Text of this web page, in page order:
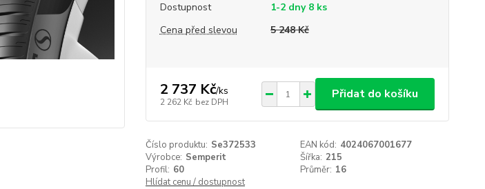
Dostupnost
1-2 dny 8 ks
Cena před slevou
5 248 Kč
2 737 Kč/ks
2 262 Kč bez DPH
Přidat do košíku
Číslo produktu: Se372533 EAN kód: 4024067001677
Výrobce: Semperit Šířka: 215
Profil: 60 Průměr: 16
Hlídat cenu / dostupnost